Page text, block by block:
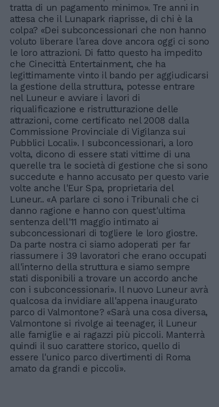
tratta di un pagamento minimo». Tre anni in
attesa che il Lunapark riaprisse, di chi è la
colpa? «Dei subconcessionari che non hanno
voluto liberare l'area dove ancora oggi ci sono
le loro attrazioni. Di fatto questo ha impedito
che Cinecittà Entertainment, che ha
legittimamente vinto il bando per aggiudicarsi
la gestione della struttura, potesse entrare
nel Luneur e avviare i lavori di
riqualificazione e ristrutturazione delle
attrazioni, come certificato nel 2008 dalla
Commissione Provinciale di Vigilanza sui
Pubblici Locali». I subconcessionari, a loro
volta, dicono di essere stati vittime di una
querelle tra le società di gestione che si sono
succedute e hanno accusato per questo varie
volte anche l'Eur Spa, proprietaria del
Luneur.. «A parlare ci sono i Tribunali che ci
danno ragione e hanno con quest'ultima
sentenza dell'11 maggio intimato ai
subconcessionari di togliere le loro giostre.
Da parte nostra ci siamo adoperati per far
riassumere i 39 lavoratori che erano occupati
all'interno della struttura e siamo sempre
stati disponibili a trovare un accordo anche
con i subconcessionari». Il nuovo Luneur avrà
qualcosa da invidiare all'appena inaugurato
parco di Valmontone? «Sarà una cosa diversa,
Valmontone si rivolge ai teenager, il Luneur
alle famiglie e ai ragazzi più piccoli. Manterrà
quindi il suo carattere storico, quello di
essere l'unico parco divertimenti di Roma
amato da grandi e piccoli».